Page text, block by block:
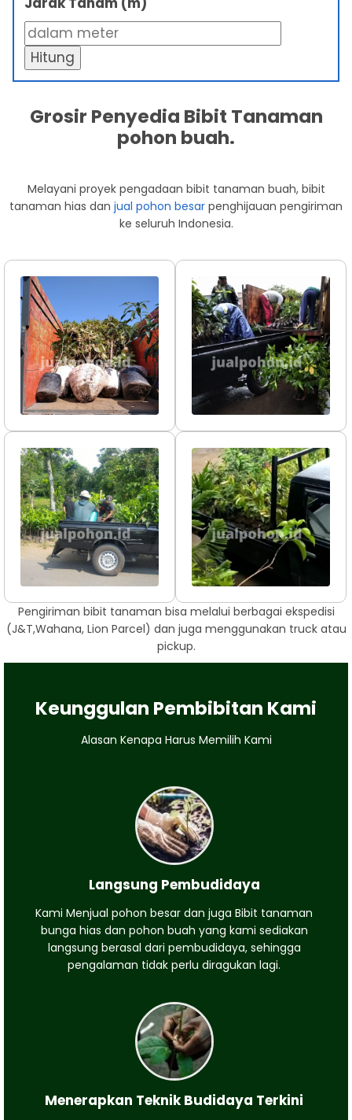
Hitung
Grosir Penyedia Bibit Tanaman
pohon buah.
Melayani proyek pengadaan bibit tanaman buah, bibit
tanaman hias dan jual pohon besar penghijauan pengiriman
ke seluruh Indonesia.
Pengiriman bibit tanaman bisa melalui berbagai ekspedisi
(J&T,Wahana, Lion Parcel) dan juga menggunakan truck atau
pickup.
Keunggulan Pembibitan Kami
Alasan Kenapa Harus Memilih Kami
Langsung Pembudidaya
Kami Menjual pohon besar dan juga Bibit tanaman
bunga hias dan pohon buah yang kami sediakan
langsung berasal dari pembudidaya, sehingga
pengalaman tidak perlu diragukan lagi.
Menerapkan Teknik Budidaya Terkini